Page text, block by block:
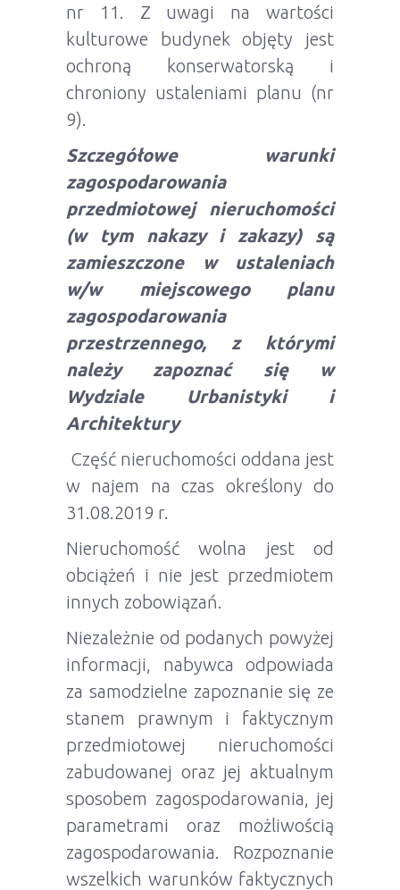
nr 11. Z uwagi na wartości
kulturowe budynek objęty jest
ochroną konserwatorską i
chroniony ustaleniami planu (nr
9).
Szczegółowe warunki
zagospodarowania
przedmiotowej nieruchomości
(w tym nakazy i zakazy) są
zamieszczone w ustaleniach
w/w miejscowego planu
zagospodarowania
przestrzennego, z którymi
należy zapoznać się w
Wydziale Urbanistyki i
Architektury
Część nieruchomości oddana jest
w najem na czas określony do
31.08.2019 r.
Nieruchomość wolna jest od
obciążeń i nie jest przedmiotem
innych zobowiązań.
Niezależnie od podanych powyżej
informacji, nabywca odpowiada
za samodzielne zapoznanie się ze
stanem prawnym i faktycznym
przedmiotowej nieruchomości
zabudowanej oraz jej aktualnym
sposobem zagospodarowania, jej
parametrami oraz możliwością
zagospodarowania. Rozpoznanie
wszelkich warunków faktycznych